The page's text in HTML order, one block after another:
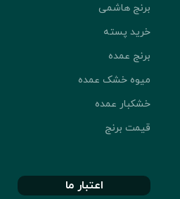
برنج هاشمی
خرید پسته
برنج عمده
میوه خشک عمده
خشکبار عمده
قیمت برنج
اعتبار ما